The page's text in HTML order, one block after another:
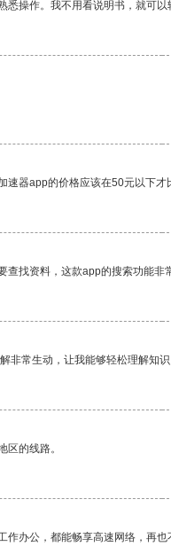
操作。我不用看说明书，就可以
器app的价格应该在50元以下才
找资料，这款app的搜索功能非
非常生动，让我能够轻松理解知识
的线路。
办公，都能畅享高速网络，再也